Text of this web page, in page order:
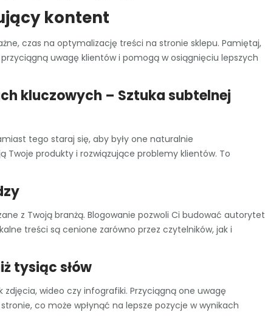
kontent
czas na optymalizację treści na stronie sklepu. Pamiętaj,
uwagę klientów i pomogą w osiągnięciu lepszych
kluczowych – Sztuka subtelnej
tego staraj się, aby były one naturalnie
Twoje produkty i rozwiązujące problemy klientów. To
z Twoją branżą. Blogowanie pozwoli Ci budować autorytet
treści są cenione zarówno przez czytelników, jak i
tysiąc słów
wideo czy infografiki. Przyciągną one uwagę
co może wpłynąć na lepsze pozycje w wynikach